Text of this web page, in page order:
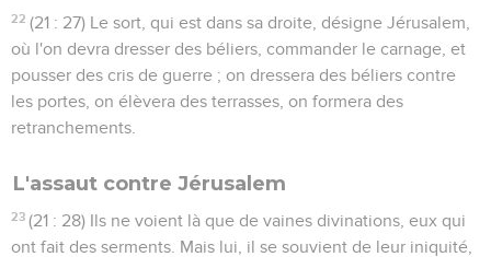
22 (21 : 27) Le sort, qui est dans sa droite, désigne Jérusalem,
où l'on devra dresser des béliers, commander le carnage, et
pousser des cris de guerre ; on dressera des béliers contre
les portes, on élèvera des terrasses, on formera des
retranchements.
L'assaut contre Jérusalem
23 (21 : 28) Ils ne voient là que de vaines divinations, eux qui
ont fait des serments. Mais lui, il se souvient de leur iniquité,